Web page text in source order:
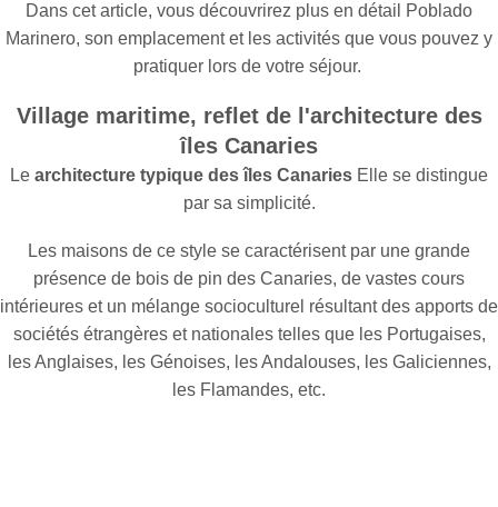
Dans cet article, vous découvrirez plus en détail Poblado
Marinero, son emplacement et les activités que vous pouvez y
pratiquer lors de votre séjour.
Village maritime, reflet de l'architecture des
îles Canaries
Le architecture typique des îles Canaries Elle se distingue
par sa simplicité.
Les maisons de ce style se caractérisent par une grande
présence de bois de pin des Canaries, de vastes cours
intérieures et un mélange socioculturel résultant des apports de
sociétés étrangères et nationales telles que les Portugaises,
les Anglaises, les Génoises, les Andalouses, les Galiciennes,
les Flamandes, etc.